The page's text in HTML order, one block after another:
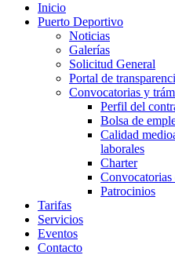
Inicio
Puerto Deportivo
Noticias
Galerías
Solicitud General
Portal de
Convocatorias y
Perfil del
Bolsa de
Calidad
laborales
Charter
Convocatorias
Patrocinios
Tarifas
Servicios
Eventos
Contacto